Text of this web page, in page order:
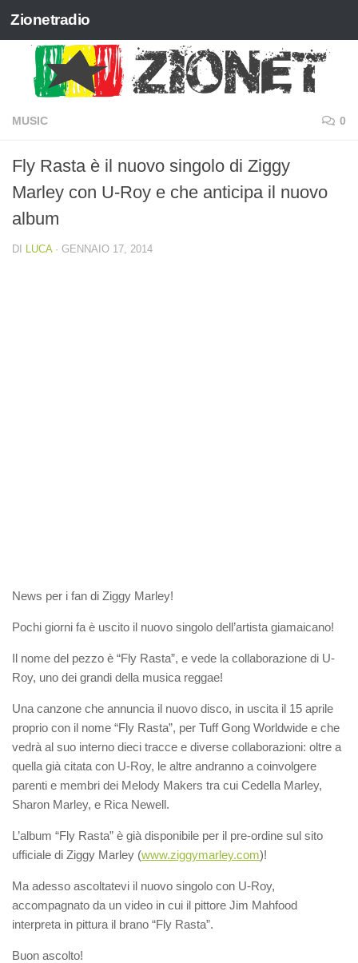
Salta al contenuto
Zionetradio
MUSIC 0
Fly Rasta è il nuovo singolo di Ziggy
Marley con U-Roy e che anticipa il nuovo
album
DI LUCA · GENNAIO 17, 2014
News per i fan di Ziggy Marley!
Pochi giorni fa è uscito il nuovo singolo dell’artista giamaicano!
Il nome del pezzo è “Fly Rasta”, e vede la collaborazione di U-
Roy, uno dei grandi della musica reggae!
Una canzone che annuncia il nuovo disco, in uscita il 15 aprile
proprio con il nome “Fly Rasta”, per Tuff Gong Worldwide e che
vedrà al suo interno dieci tracce e diverse collaborazioni: oltre a
quella già citata con U-Roy, le altre andranno a coinvolgere
parenti e membri dei Melody Makers tra cui Cedella Marley,
Sharon Marley, e Rica Newell.
L’album “Fly Rasta” è già disponibile per il pre-ordine sul sito
ufficiale di Ziggy Marley (www.ziggymarley.com)!
Ma adesso ascoltatevi il nuovo singolo con U-Roy,
accompagnato da un video in cui il pittore Jim Mahfood
interpreta in pittura il brano “Fly Rasta”.
Buon ascolto!